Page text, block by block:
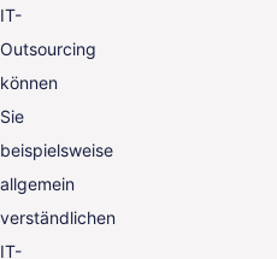
IT-
Outsourcing
können
Sie
beispielsweise
allgemein
verständlichen
IT-